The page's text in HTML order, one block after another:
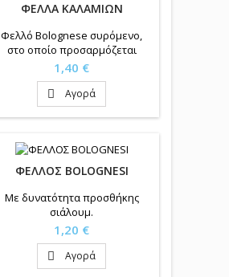
ΦΕΛΛΑ ΚΑΛΑΜΙΩΝ
Φελλό Bolognese συρόμενο,
στο οποίο προσαρμόζεται
σιαλούμ.
Τιμή
1,40 €
 Αγορά
ΦΕΛΛΟΣ BOLOGNESI
Με δυνατότητα προσθήκης
σιάλουμ.
Τιμή
1,20 €
 Αγορά